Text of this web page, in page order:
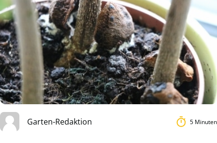
Garten-Redaktion 5 Minuten